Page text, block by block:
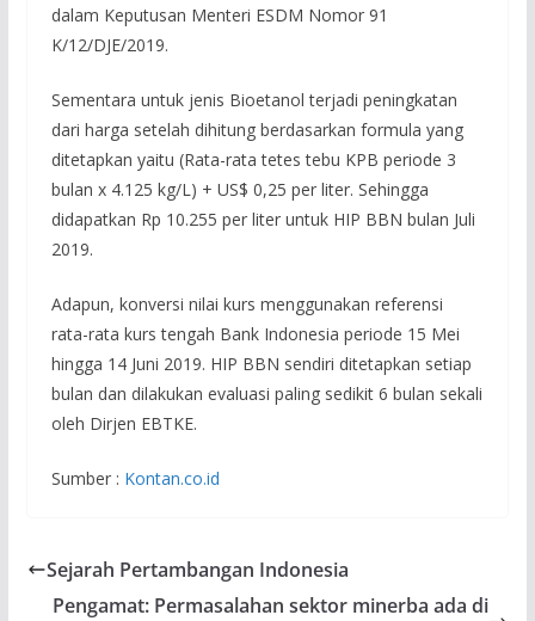
dalam Keputusan Menteri ESDM Nomor 91
K/12/DJE/2019.
Sementara untuk jenis Bioetanol terjadi peningkatan
dari harga setelah dihitung berdasarkan formula yang
ditetapkan yaitu (Rata-rata tetes tebu KPB periode 3
bulan x 4.125 kg/L) + US$ 0,25 per liter. Sehingga
didapatkan Rp 10.255 per liter untuk HIP BBN bulan Juli
2019.
Adapun, konversi nilai kurs menggunakan referensi
rata-rata kurs tengah Bank Indonesia periode 15 Mei
hingga 14 Juni 2019. HIP BBN sendiri ditetapkan setiap
bulan dan dilakukan evaluasi paling sedikit 6 bulan sekali
oleh Dirjen EBTKE.
Sumber : Kontan.co.id
Sejarah Pertambangan Indonesia
Pengamat: Permasalahan sektor minerba ada di